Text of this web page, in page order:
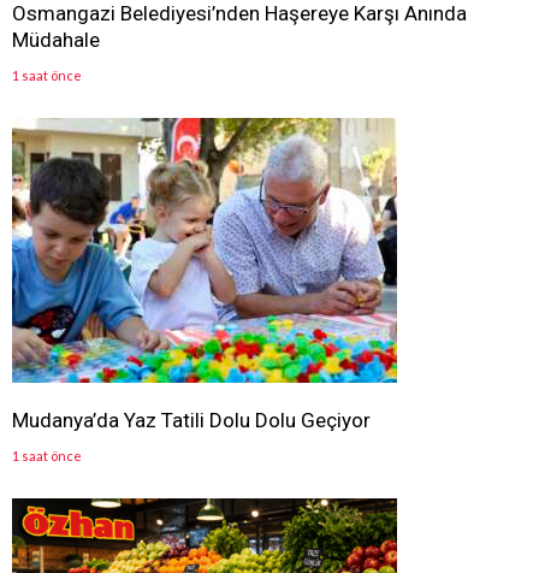
Osmangazi Belediyesi’nden Haşereye Karşı Anında
Müdahale
1 saat önce
Mudanya’da Yaz Tatili Dolu Dolu Geçiyor
1 saat önce